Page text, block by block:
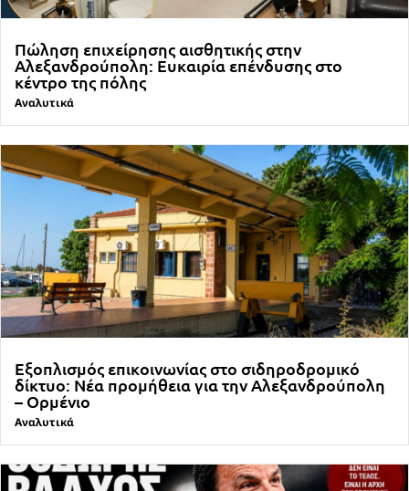
Πώληση επιχείρησης αισθητικής στην
Αλεξανδρούπολη: Ευκαιρία επένδυσης στο
κέντρο της πόλης
Αναλυτικά
Εξοπλισμός επικοινωνίας στο σιδηροδρομικό
δίκτυο: Νέα προμήθεια για την Αλεξανδρούπολη
– Ορμένιο
Αναλυτικά